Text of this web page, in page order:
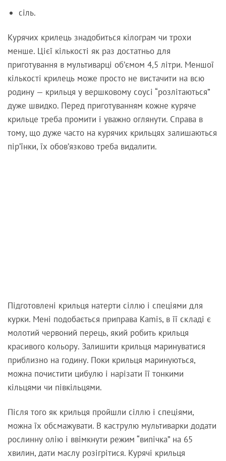
сіль.
Курячих крилець знадобиться кілограм чи трохи
менше. Цієї кількості як раз достатньо для
приготування в мультиварці об’ємом 4,5 літри. Меншої
кількості крилець може просто не вистачити на всю
родину — крильця у вершковому соусі “розлітаються”
дуже швидко. Перед приготуванням кожне куряче
крильце треба промити і уважно оглянути. Справа в
тому, що дуже часто на курячих крильцях залишаються
пір’їнки, їх обов’язково треба видалити.
Підготовлені крильця натерти сіллю і спеціями для
курки. Мені подобається приправа Kamis, в її складі є
молотий червоний перець, який робить крильця
красивого кольору. Залишити крильця маринуватися
приблизно на годину. Поки крильця маринуються,
можна почистити цибулю і нарізати її тонкими
кільцями чи півкільцями.
Після того як крильця пройшли сіллю і спеціями,
можна їх обсмажувати. В каструлю мультиварки додати
рослинну олію і ввімкнути режим “випічка” на 65
хвилин, дати маслу розігрітися. Курячі крильця